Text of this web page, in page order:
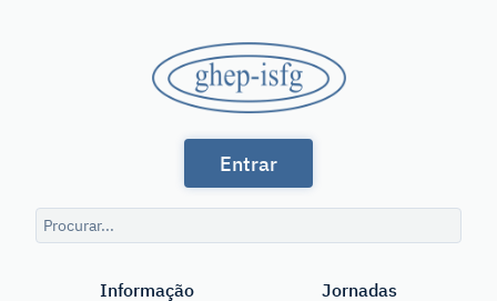
GHEP
-
ISFG
Línguas
Espanhola
Entrar
Consulta
de
Informação Jornadas